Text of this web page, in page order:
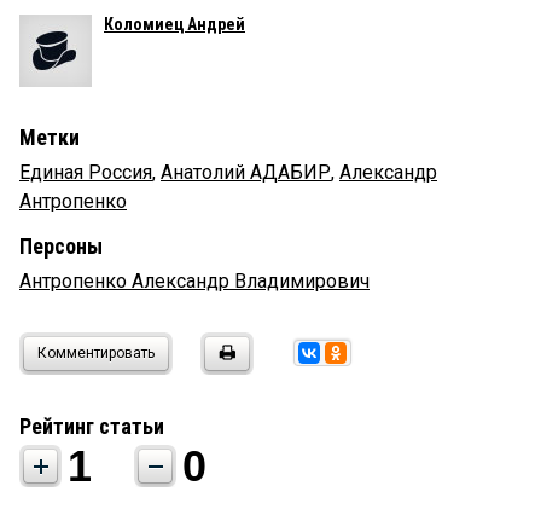
Коломиец Андрей
Метки
Единая Россия, Анатолий АДАБИР, Александр
Антропенко
Персоны
Антропенко Александр Владимирович
Комментировать
Рейтинг статьи
1 0